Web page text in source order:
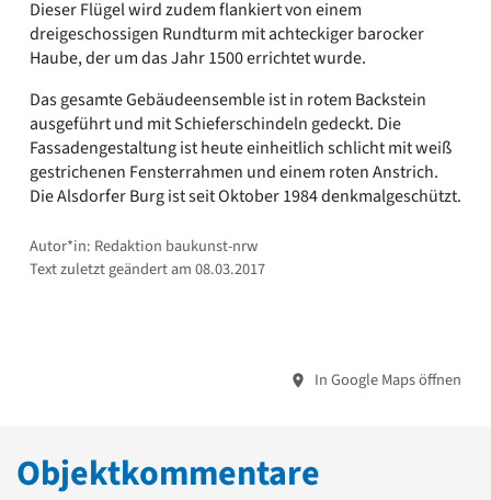
Dieser Flügel wird zudem flankiert von einem
dreigeschossigen Rundturm mit achteckiger barocker
Haube, der um das Jahr 1500 errichtet wurde.
Das gesamte Gebäudeensemble ist in rotem Backstein
ausgeführt und mit Schieferschindeln gedeckt. Die
Fassadengestaltung ist heute einheitlich schlicht mit weiß
gestrichenen Fensterrahmen und einem roten Anstrich.
Die Alsdorfer Burg ist seit Oktober 1984 denkmalgeschützt.
Autor*in: Redaktion baukunst-nrw
Text zuletzt geändert am 08.03.2017
In Google Maps öffnen
Objektkommentare